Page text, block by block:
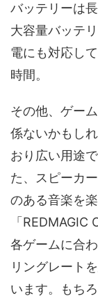
バッテリーは
大容量バッテ
電にも対応し
時間。
その他、ゲー
係ないかもし
おり広い用途
た、スピーカ
のある音楽を
「
各ゲームに合
リングレート
います。もち